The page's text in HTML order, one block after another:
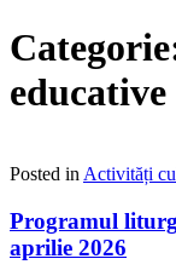
educative
Posted in Activități
Programul
aprilie 2026